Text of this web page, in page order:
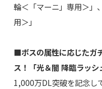
輪＜「マーニ」専用＞」
用＞」
■ボスの属性に応じたガ
ス！「光＆闇 降臨ラッシ
1,000万DL突破を記念し